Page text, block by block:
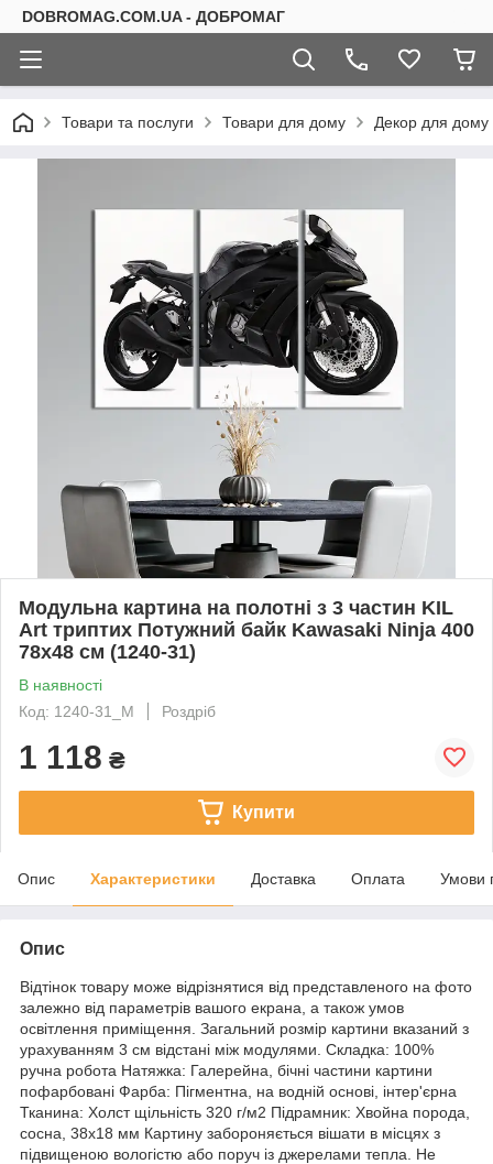
DOBROMAG.COM.UA - ДОБРОМАГ
Товари та послуги Товари для дому Декор для дому
Модульна картина на полотні з 3 частин KIL
Art триптих Потужний байк Kawasaki Ninja 400
78x48 см (1240-31)
В наявності
Код: 1240-31_M
Роздріб
1 118 ₴
Купити
Опис Характеристики Доставка Оплата Умови
Опис
Відтінок товару може відрізнятися від представленого на фото
залежно від параметрів вашого екрана, а також умов
освітлення приміщення. Загальний розмір картини вказаний з
урахуванням 3 см відстані між модулями. Складка: 100%
ручна робота Натяжка: Галерейна, бічні частини картини
пофарбовані Фарба: Пігментна, на водній основі, інтер'єрна
Тканина: Холст щільність 320 г/м2 Підрамник: Хвойна порода,
сосна, 38х18 мм Картину забороняється вішати в місцях з
підвищеною вологістю або поруч із джерелами тепла. Не